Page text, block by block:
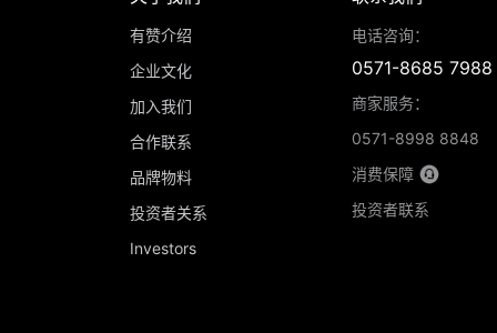
有赞介绍
企业文化
加入我们
合作联系
品牌物料
投资者关系
Investors
电话咨询：
0571-8685 7988
商家服务：
0571-8998 8848
消费保障
投资者联系